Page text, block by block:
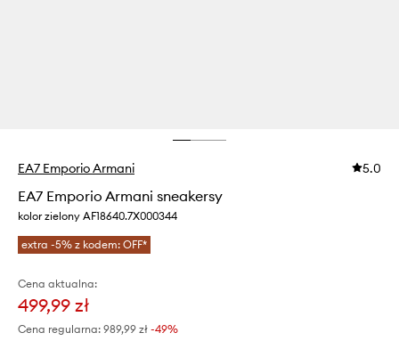
EA7 Emporio Armani 5.0
EA7 Emporio Armani sneakersy
kolor zielony AF18640.7X000344
extra -5% z kodem: OFF*
Cena aktualna:
499,99 zł
Cena regularna: 989,99 zł -49%